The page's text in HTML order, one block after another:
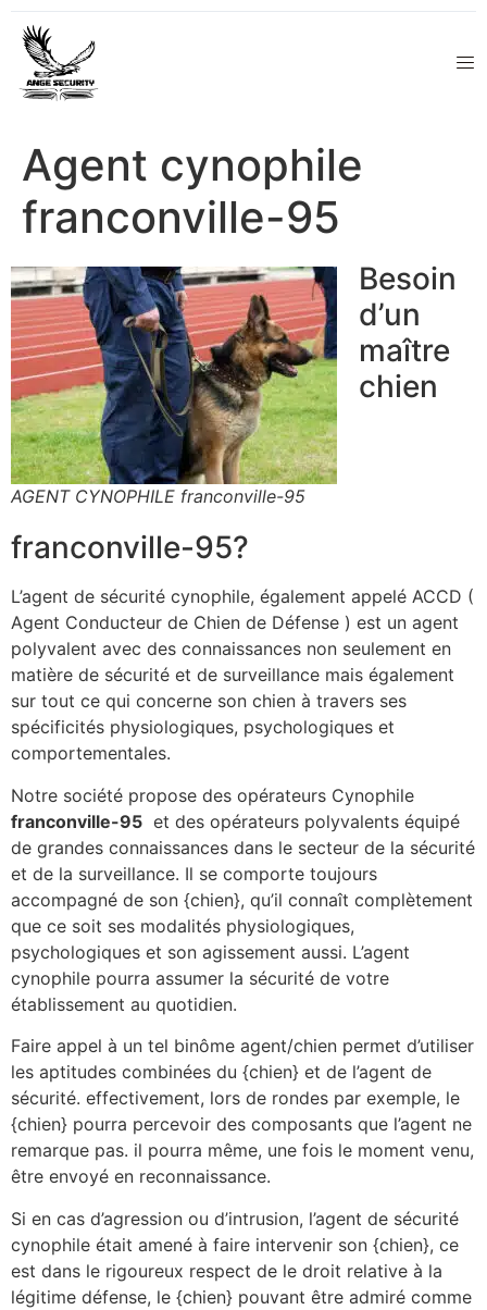
Agent cynophile
franconville-95
AGENT CYNOPHILE franconville-95
Besoin
d’un
maître
chien
franconville-95?
L’agent de sécurité cynophile, également appelé ACCD (
Agent Conducteur de Chien de Défense ) est un agent
polyvalent avec des connaissances non seulement en
matière de sécurité et de surveillance mais également
sur tout ce qui concerne son chien à travers ses
spécificités physiologiques, psychologiques et
comportementales.
Notre société propose des opérateurs Cynophile
franconville-95 et des opérateurs polyvalents équipé
de grandes connaissances dans le secteur de la sécurité
et de la surveillance. Il se comporte toujours
accompagné de son {chien}, qu’il connaît complètement
que ce soit ses modalités physiologiques,
psychologiques et son agissement aussi. L’agent
cynophile pourra assumer la sécurité de votre
établissement au quotidien.
Faire appel à un tel binôme agent/chien permet d’utiliser
les aptitudes combinées du {chien} et de l’agent de
sécurité. effectivement, lors de rondes par exemple, le
{chien} pourra percevoir des composants que l’agent ne
remarque pas. il pourra même, une fois le moment venu,
être envoyé en reconnaissance.
Si en cas d’agression ou d’intrusion, l’agent de sécurité
cynophile était amené à faire intervenir son {chien}, ce
est dans le rigoureux respect de le droit relative à la
légitime défense, le {chien} pouvant être admiré comme